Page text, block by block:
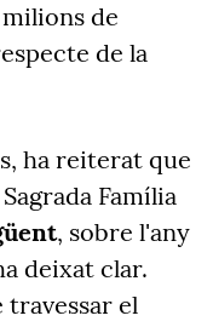
de
de la
ha reiterat que
Família
, sobre l'any
deixat clar.
el